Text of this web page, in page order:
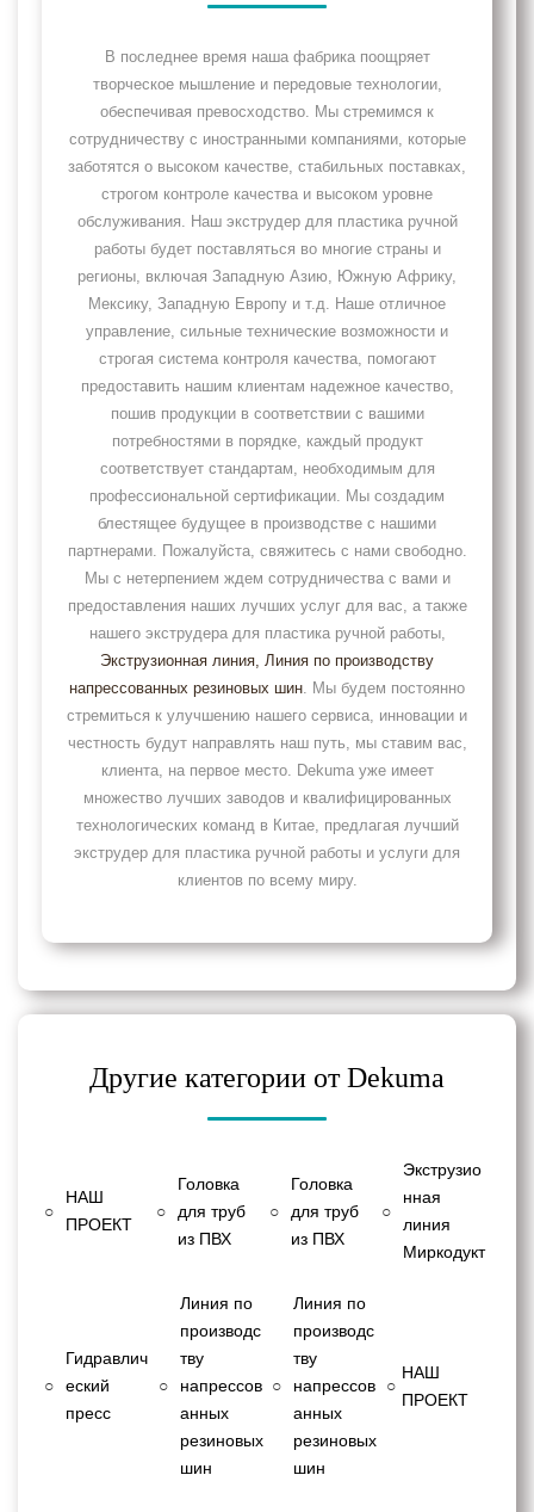
В последнее время наша фабрика поощряет
творческое мышление и передовые технологии,
обеспечивая превосходство. Мы стремимся к
сотрудничеству с иностранными компаниями, которые
заботятся о высоком качестве, стабильных поставках,
строгом контроле качества и высоком уровне
обслуживания. Наш экструдер для пластика ручной
работы будет поставляться во многие страны и
регионы, включая Западную Азию, Южную Африку,
Мексику, Западную Европу и т.д. Наше отличное
управление, сильные технические возможности и
строгая система контроля качества, помогают
предоставить нашим клиентам надежное качество,
пошив продукции в соответствии с вашими
потребностями в порядке, каждый продукт
соответствует стандартам, необходимым для
профессиональной сертификации. Мы создадим
блестящее будущее в производстве с нашими
партнерами. Пожалуйста, свяжитесь с нами свободно.
Мы с нетерпением ждем сотрудничества с вами и
предоставления наших лучших услуг для вас, а также
нашего экструдера для пластика ручной работы,
Экструзионная линия, Линия по производству
напрессованных резиновых шин. Мы будем постоянно
стремиться к улучшению нашего сервиса, инновации и
честность будут направлять наш путь, мы ставим вас,
клиента, на первое место. Dekuma уже имеет
множество лучших заводов и квалифицированных
технологических команд в Китае, предлагая лучший
экструдер для пластика ручной работы и услуги для
клиентов по всему миру.
Другие категории от Dekuma
○
НАШ
ПРОЕКТ
○
Головка
для труб
из ПВХ
○
Головка
для труб
из ПВХ
○
Экструзио
нная
линия
Миркодукт
○
Гидравлич
еский
пресс
○
Линия по
производс
тву
напрессов
анных
резиновых
шин
○
Линия по
производс
тву
напрессов
анных
резиновых
шин
○
НАШ
ПРОЕКТ